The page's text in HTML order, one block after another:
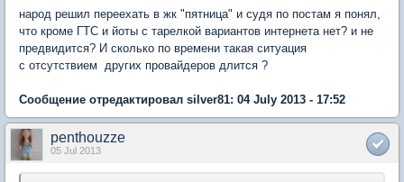
народ решил переехать в жк "пятница" и судя по постам я понял,
что кроме ГТС и йоты с тарелкой вариантов интернета нет? и не
предвидится? И сколько по времени такая ситуация
с отсутствием других провайдеров длится ?
Сообщение отредактировал silver81: 04 July 2013 - 17:52
penthouzze
05 Jul 2013